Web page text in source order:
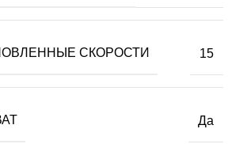
СКОРОСТИ 15
Да